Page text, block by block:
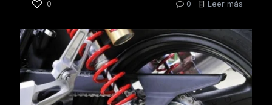
0 0 Leer más